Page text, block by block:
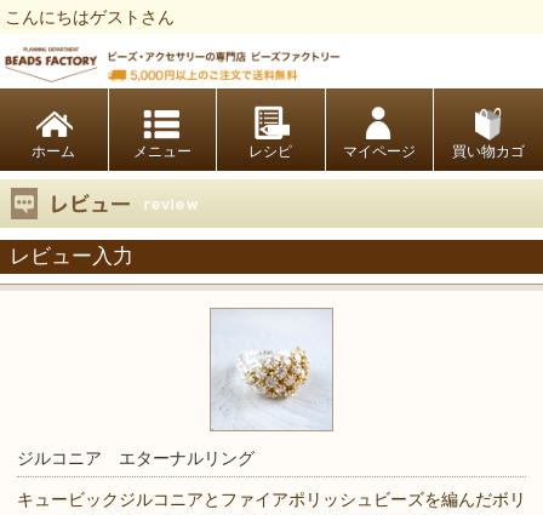
こんにちはゲストさん
ホーム レシピ マイページ 買い物カゴ
レビュー入力
ジルコニア エターナルリング
キュービックジルコニアとファイアポリッシュビーズを編んだボリ